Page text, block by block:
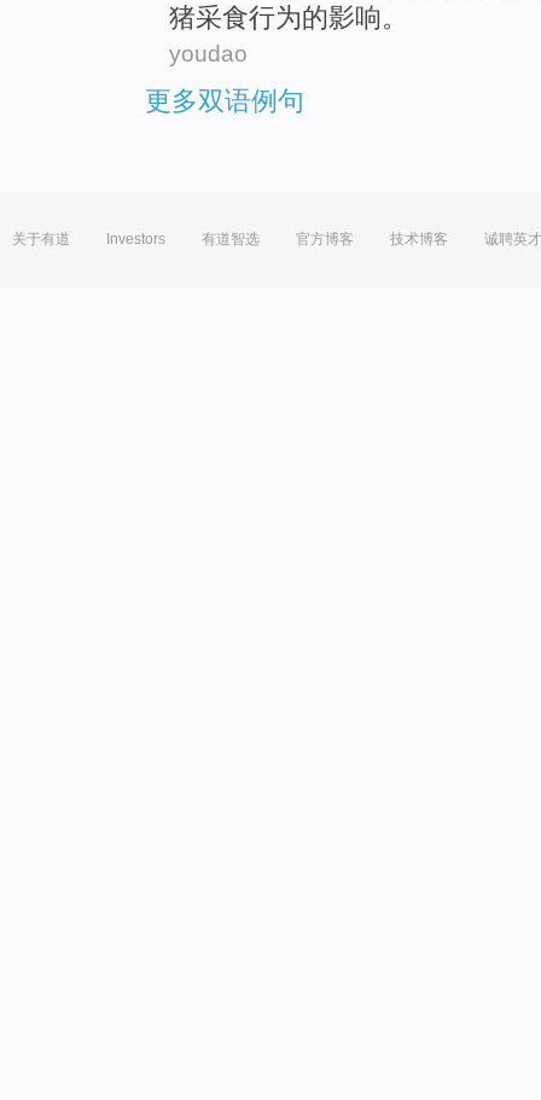
猪采食行为的影响。
youdao
更多双语例句
关于有道 Investors 有道智选 官方博客 技术博客 诚聘英才